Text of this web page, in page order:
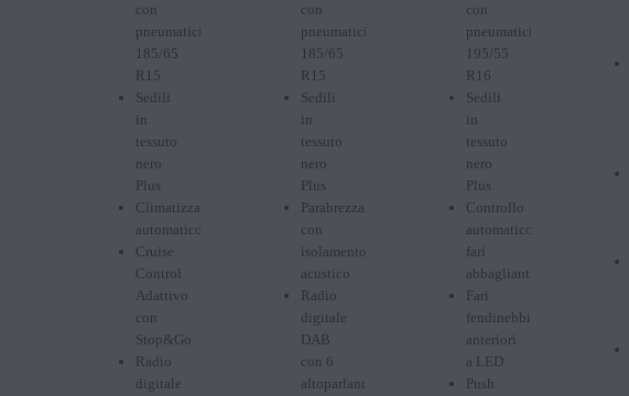
con
pneumatici
185/65
R15
Sedili
in
tessuto
nero
Plus
Climatizzatore
automatico
Cruise
Control
Adattivo
con
Stop&Go
Radio
digitale
con
pneumatici
185/65
R15
Sedili
in
tessuto
nero
Plus
Parabrezza
con
isolamento
acustico
Radio
digitale
DAB
con 6
altoparlanti
con
pneumatici
195/55
R16
Sedili
in
tessuto
nero
Plus
Controllo
automatico
fari
abbaglianti
Fari
fendinebbia
anteriori
a LED
Push